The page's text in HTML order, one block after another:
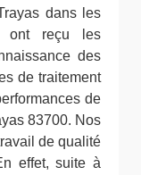
dans les
ont reçu les
des
de traitement
de
83700. Nos
de qualité
effet, suite à